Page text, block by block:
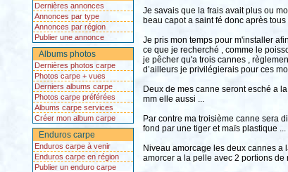
Dernières annonces
Annonces par type
Annonces par région
Publier une annonce
Albums photos
Dernières photos carpe
Photos carpe + vues
Derniers albums carpe
Photos carpe préférées
Albums carpe services
Créer mon album carpe
Enduros carpe
Enduros carpe à venir
Enduros carpe en région
Publier un enduro carpe
Je savais que la frais avait plus ou
beau capot a saint fé donc après
Je pris mon temps pour m'installer
ce que je recherché , comme le
je pêcher qu'a trois cannes ,
d’ailleurs je privilégierais pour ces
Deux de mes canne seront esché a
mm elle aussi ...
Par contre ma troisième canne sera
fond par une tiger et maïs plastique ...
Niveau amorcage les deux cannes
amorcer a la pelle avec 2 portions